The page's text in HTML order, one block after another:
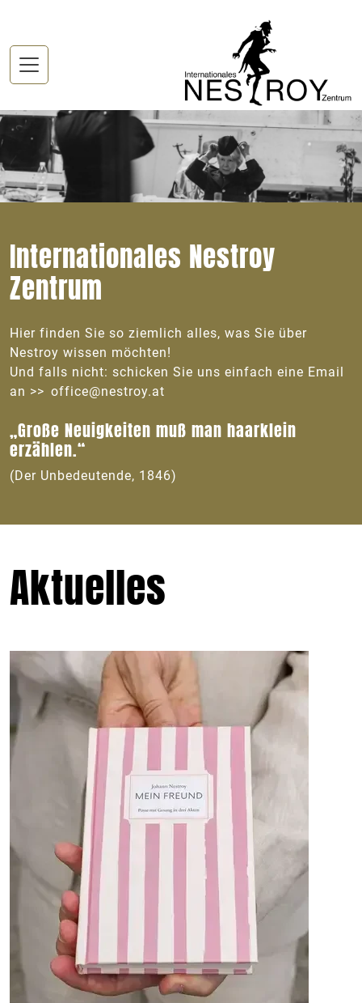
Internationales Nestroy
Zentrum
Hier finden Sie so ziemlich alles, was Sie über
Nestroy wissen möchten!
Und falls nicht: schicken Sie uns einfach eine Email
an
office@nestroy.at
„Große Neuigkeiten muß man haarklein
erzählen.“
(Der Unbedeutende, 1846)
Aktuelles